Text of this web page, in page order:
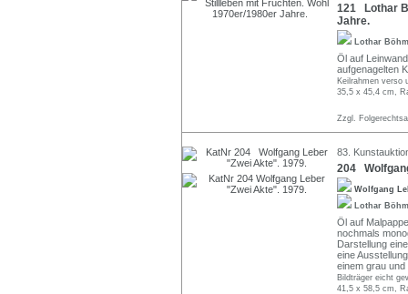
121 Lothar
Jahre.
Lothar
Öl auf
aufgenagelten
Keilrahmen verso
35,5 x 45,4 cm,
Zzgl.
83.
204
Wolfgang
Lothar
Öl auf
nochmals
Darstellung
eine
einem grau
Bildträger eicht
41,5 x 58,5 cm,